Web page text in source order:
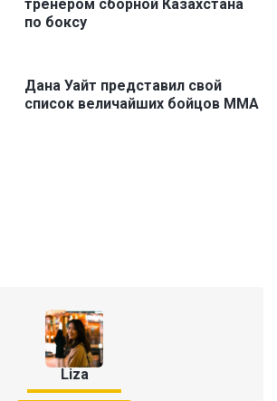
тренером сборной Казахстана
по боксу
Дана Уайт представил свой
список величайших бойцов ММА
Liza